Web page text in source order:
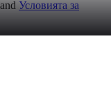
and Условията за